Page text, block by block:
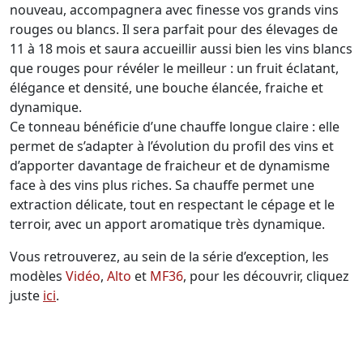
nouveau, accompagnera avec finesse vos grands vins
rouges ou blancs. Il sera parfait pour des élevages de
11 à 18 mois et saura accueillir aussi bien les vins blancs
que rouges pour révéler le meilleur : un fruit éclatant,
élégance et densité, une bouche élancée, fraiche et
dynamique.
Ce tonneau bénéficie d’une chauffe longue claire : elle
permet de s’adapter à l’évolution du profil des vins et
d’apporter davantage de fraicheur et de dynamisme
face à des vins plus riches. Sa chauffe permet une
extraction délicate, tout en respectant le cépage et le
terroir, avec un apport aromatique très dynamique.
Vous retrouverez, au sein de la série d’exception, les
modèles Vidéo, Alto et MF36, pour les découvrir, cliquez
juste ici.